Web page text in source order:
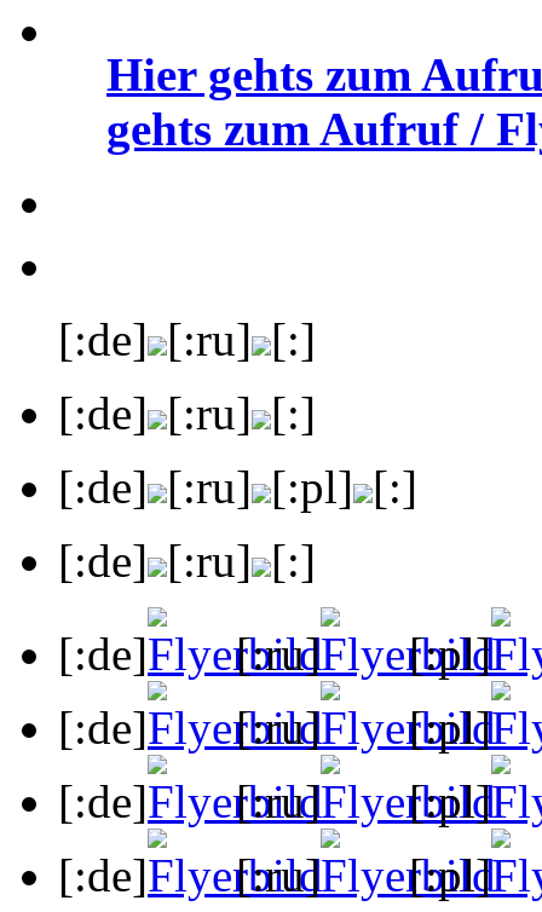
Hier gehts zum
gehts zum Aufruf /
[:de] [:ru] [:]
[:de] [:ru] [:]
[:de] [:ru] [:pl] [:]
[:de] [:ru] [:]
[:de]
[:ru]
[:pl]
[:de]
[:ru]
[:pl]
[:de]
[:ru]
[:pl]
[:de]
[:ru] [:pl]